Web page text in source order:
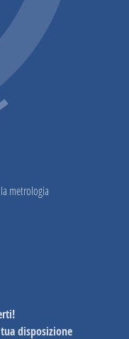
metrologia
disposizione